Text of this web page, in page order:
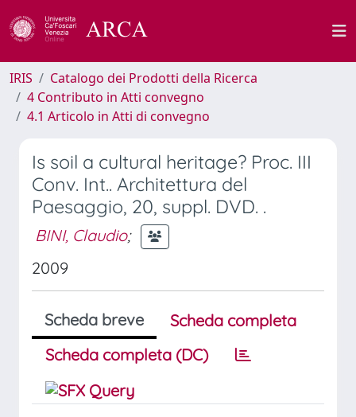
IRIS
Catalogo dei Prodotti della Ricerca
4 Contributo in Atti convegno
4.1 Articolo in Atti di convegno
Is soil a cultural heritage? Proc. III
Conv. Int.. Architettura del
Paesaggio, 20, suppl. DVD. .
BINI, Claudio;
2009
Scheda breve
Scheda completa
Scheda completa (DC)